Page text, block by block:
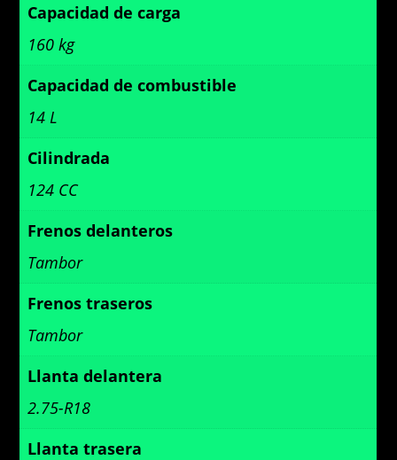
Capacidad de carga
160 kg
Capacidad de combustible
14 L
Cilindrada
124 CC
Frenos delanteros
Tambor
Frenos traseros
Tambor
Llanta delantera
2.75-R18
Llanta trasera